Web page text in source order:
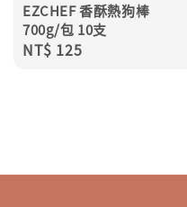
EZCHEF 香酥熱狗棒
700g/包 10支
Regular
NT$ 125